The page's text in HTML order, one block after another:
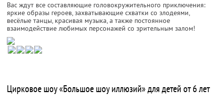
Вас ждут все составляющие головокружительного приключения:
яркие образы героев, захватывающие схватки со злодеями,
весёлые танцы, красивая музыка, а также постоянное
взаимодействие любимых персонажей со зрительным залом!
Цирковое шоу «Большое шоу иллюзий» для детей от 6 лет